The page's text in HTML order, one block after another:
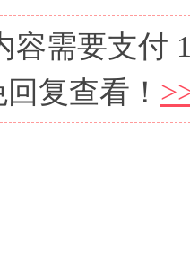
容需要支付
复查看！